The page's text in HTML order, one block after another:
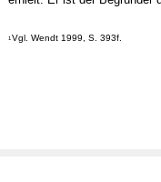
1 Vgl. Wendt 1999, S. 393f.